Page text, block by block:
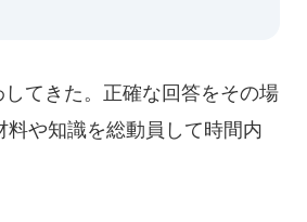
てきた。正確な回答をその場
や知識を総動員して時間内